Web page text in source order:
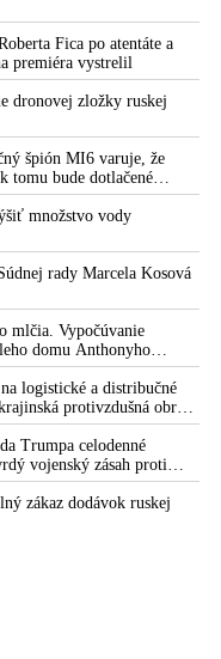
Fica po atentáte a
premiéra vystrelil
dronovej zložky ruskej
špión MI6 varuje, že
tomu bude dotlačené
v roku 2022.
diplomatov,
zimu. Putin vraj bude
neskončí
množstvo vody
rady Marcela Kosová
mlčia. Vypočúvanie
domu Anthonyho
médií ignorovala
logistické a distribučné
protivzdušná obrana
Kyjev a jeho okolie
Trumpa celodenné
vojenský zásah proti
zákaz dodávok ruskej